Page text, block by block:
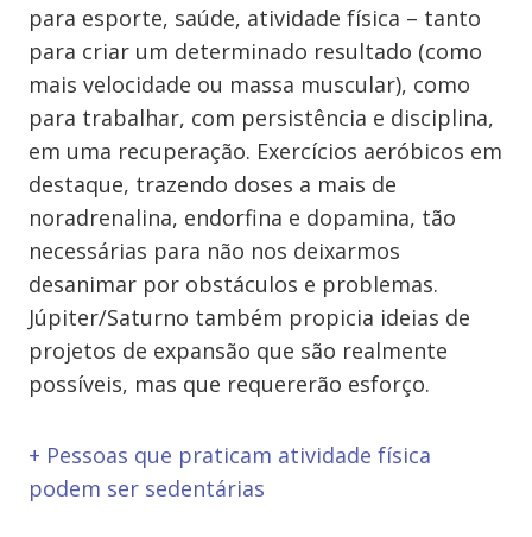
para esporte, saúde, atividade física – tanto
para criar um determinado resultado (como
mais velocidade ou massa muscular), como
para trabalhar, com persistência e disciplina,
em uma recuperação. Exercícios aeróbicos em
destaque, trazendo doses a mais de
noradrenalina, endorfina e dopamina, tão
necessárias para não nos deixarmos
desanimar por obstáculos e problemas.
Júpiter/Saturno também propicia ideias de
projetos de expansão que são realmente
possíveis, mas que requererão esforço.
+ Pessoas que praticam atividade física
podem ser sedentárias